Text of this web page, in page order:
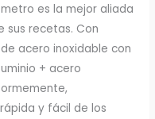
es la mejor aliada
sus recetas. Con
acero inoxidable con
+ acero
y fácil de los